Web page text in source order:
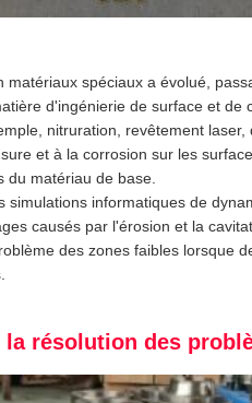
spéciaux a évolué,
d'ingénierie de surface et de
nitruration, revêtement
et à la corrosion sur les
matériau de base.
informatiques de
causés par l'érosion et la
des zones faibles lorsque
résolution des